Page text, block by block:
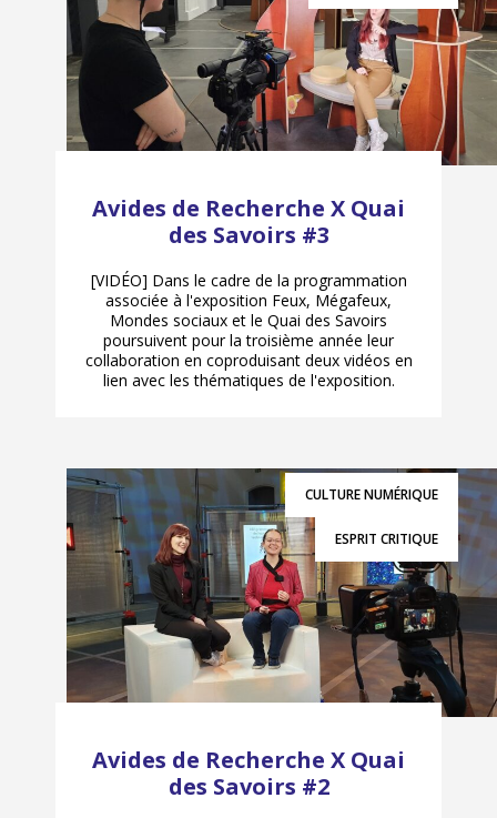
Avides de Recherche X Quai
des Savoirs #3
[VIDÉO] Dans le cadre de la programmation
associée à l'exposition Feux, Mégafeux,
Mondes sociaux et le Quai des Savoirs
poursuivent pour la troisième année leur
collaboration en coproduisant deux vidéos en
lien avec les thématiques de l'exposition.
CULTURE NUMÉRIQUE
ESPRIT CRITIQUE
Avides de Recherche X Quai
des Savoirs #2